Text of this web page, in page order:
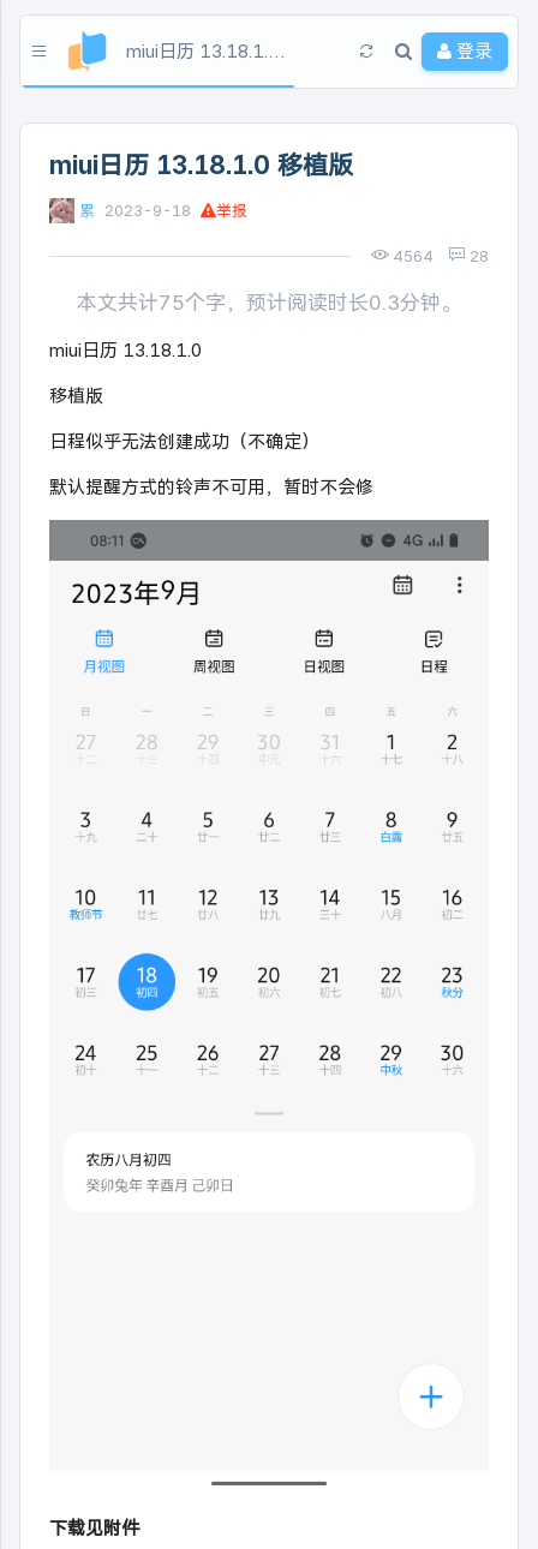
miui日历 13.18.1.0 移植版 登录
miui日历 13.18.1.0 移植版
累 2023-9-18 举报
4564 28
本文共计75个字，预计阅读时长0.3分钟。
miui日历 13.18.1.0
移植版
日程似乎无法创建成功（不确定）
默认提醒方式的铃声不可用，暂时不会修
下载见附件